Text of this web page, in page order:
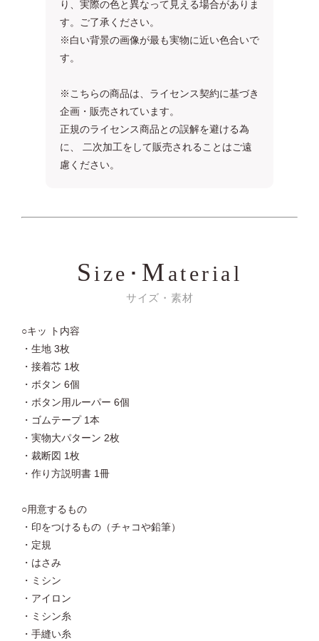
り、実際の色と異なって見える場合がありま
す。ご了承ください。
※白い背景の画像が最も実物に近い色合いで
す。
※こちらの商品は、ライセンス契約に基づき
企画・販売されています。
正規のライセンス商品との誤解を避ける為
に、 二次加工をして販売されることはご遠
慮ください。
Size･ M aterial
サイズ・素材
○キッ ト内容
・生地 3枚
・接着芯 1枚
・ボタン 6個
・ボタン用ルーパー 6個
・ゴムテープ 1本
・実物大パターン 2枚
・裁断図 1枚
・作り方説明書 1冊
○用意するもの
・印をつけるもの（チャコや鉛筆）
・定規
・はさみ
・ミシン
・アイロン
・ミシン糸
・手縫い糸